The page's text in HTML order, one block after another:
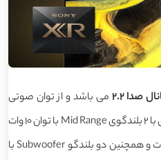
صدا 2.2
می باشد و از توان صوتی
بالایی برخوردار است. تلویزیون فوق با 2 بلندگوی Mid Range با توان 10 وات
و 2 بلندگوی tweeter با توان 10 وات و همچنین دو بلندگو Subwoofer با